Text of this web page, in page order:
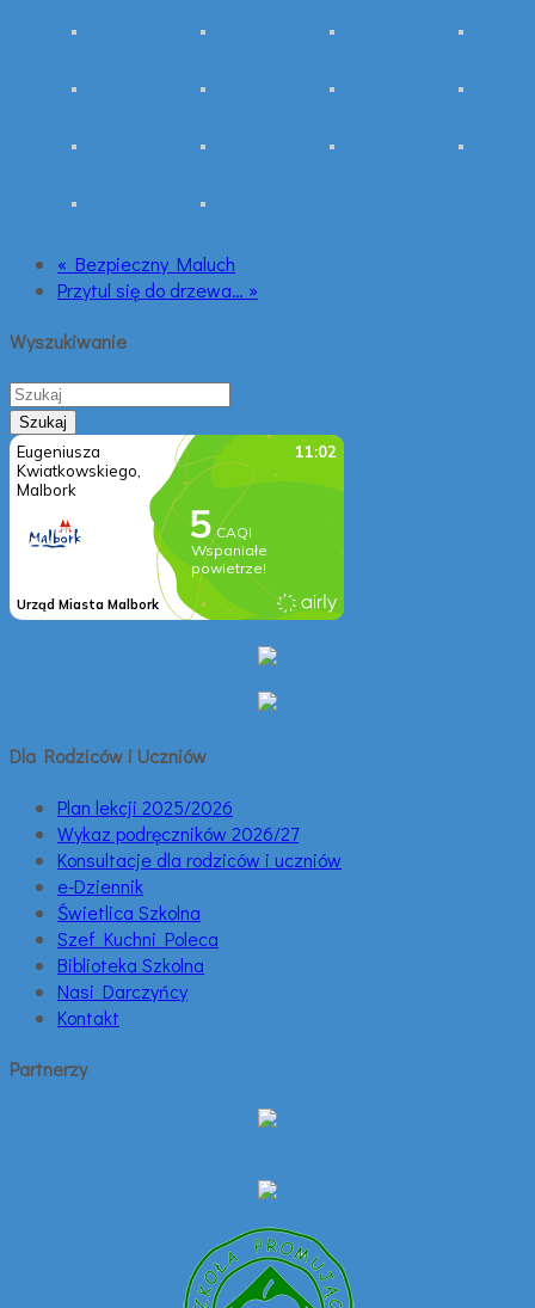
« Bezpieczny Maluch
Przytul się do drzewa… »
Wyszukiwanie
Dla Rodziców i Uczniów
Plan lekcji 2025/2026
Wykaz podręczników 2026/27
Konsultacje dla rodziców i uczniów
e-Dziennik
Świetlica Szkolna
Szef Kuchni Poleca
Biblioteka Szkolna
Nasi Darczyńcy
Kontakt
Partnerzy